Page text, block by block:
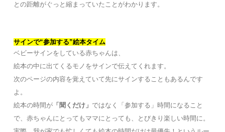
との距離がぐっと縮まっていたことがわかります。
サインで“参加する”絵本タイム
ベビーサインをしている赤ちゃんは、
絵本の中に出てくるモノをサインで伝えてくれます。
次のページの内容を覚えていて先にサインすることもあるんです
よ。
絵本の時間が 「聞くだけ」 ではなく「参加する」時間になること
で、赤ちゃんにとってもママにとっても、とびきり楽しい時間に。